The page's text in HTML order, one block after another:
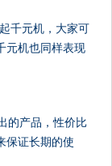
千元机，大家可
元机也同样表现
的产品，性价比
保证长期的使